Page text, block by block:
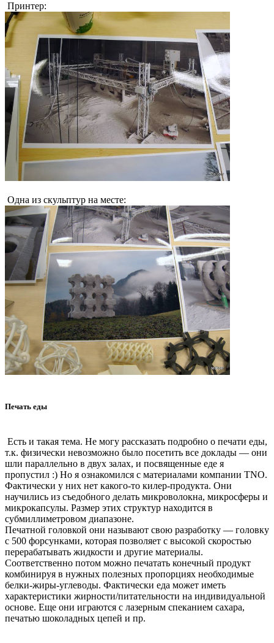
Принтер:
Одна из скульптур на месте:
Печать еды
Есть и такая тема. Не могу рассказать подробно о печати еды,
т.к. физически невозможно было посетить все доклады — они
шли параллельно в двух залах, и посвященные еде я
пропустил :) Но я ознакомился с материалами компании TNO.
Фактически у них нет какого-то килер-продукта. Они
научились из съедобного делать микроволокна, микросферы и
микрокапсулы. Размер этих структур находится в
субмиллиметровом диапазоне.
Печатной головкой они называют свою разработку — головку
с 500 форсунками, которая позволяет с высокой скоростью
перерабатывать жидкости и другие материалы.
Соответственно потом можно печатать конечный продукт
комбинируя в нужных полезных пропорциях необходимые
белки-жиры-углеводы. Фактически еда может иметь
характеристики жирности/питательности на индивидуальной
основе. Еще они играются с лазерным спеканием сахара,
печатью шоколадных цепей и пр.